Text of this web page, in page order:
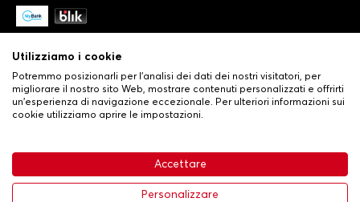
114,37 € Aggiungi al carrello
Condizioni generali di vendita•
Politica sulla privacy e sui cookie•Livraison
Utilizziamo i cookie
Potremmo posizionarli per l'analisi dei dati dei nostri visitatori, per
migliorare il nostro sito Web, mostrare contenuti personalizzati e offrirti
un'esperienza di navigazione eccezionale. Per ulteriori informazioni sui
cookie utilizziamo aprire le impostazioni.
Accettare
Personalizzare